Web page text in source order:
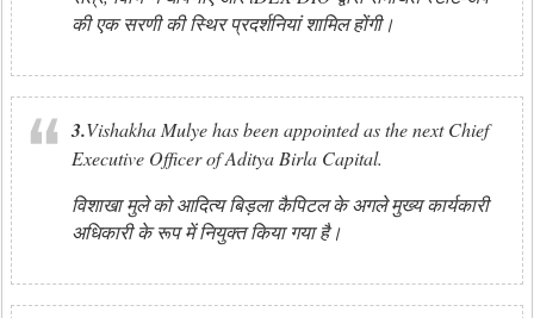
की एक सरणी की स्थिर प्रदर्शनियां शामिल होंगी।
3.Vishakha Mulye has been appointed as the next Chief
Executive Officer of Aditya Birla Capital.
विशाखा मुले को आदित्य बिड़ला कैपिटल के अगले मुख्य कार्यकारी
अधिकारी के रूप में नियुक्त किया गया है।